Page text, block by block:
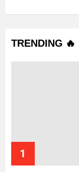
TRENDING 🔥